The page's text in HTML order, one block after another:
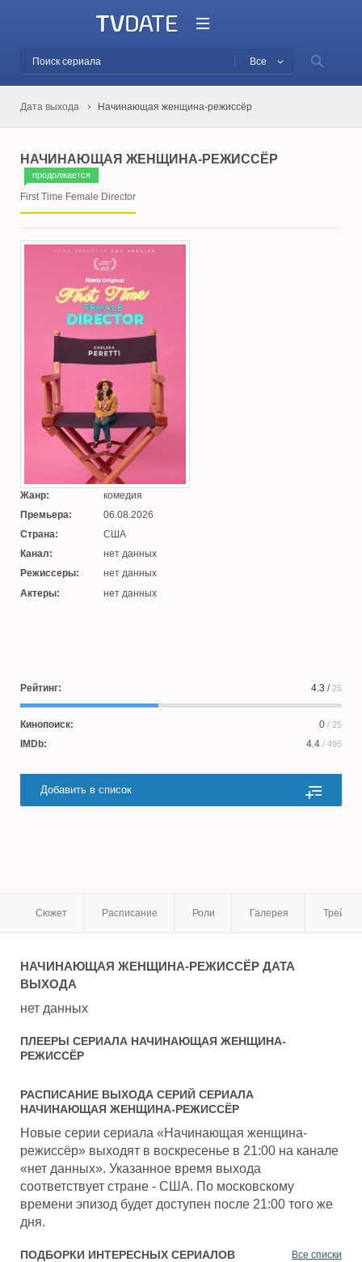
Все
Дата выхода Начинающая женщина-режиссёр
НАЧИНАЮЩАЯ ЖЕНЩИНА-РЕЖИССЁР
продолжается
First Time Female Director
Жанр:
комедия
Премьера:
06.08.2026
Страна:
США
Канал:
нет данных
Режиссеры:
нет данных
Актеры:
нет данных
Рейтинг: 4.3 / 25
Кинопоиск: 0 / 25
IMDb: 4.4 / 495
Добавить в список
Сюжет Расписание Роли Галерея
НАЧИНАЮЩАЯ ЖЕНЩИНА-РЕЖИССЁРДАТА
ВЫХОДА
нет данных
ПЛЕЕРЫ СЕРИАЛА НАЧИНАЮЩАЯ ЖЕНЩИНА-
РЕЖИССЁР
РАСПИСАНИЕ ВЫХОДА СЕРИЙ СЕРИАЛА
НАЧИНАЮЩАЯ ЖЕНЩИНА-РЕЖИССЁР
Новые серии сериала «Начинающая женщина-
режиссёр» выходят в воскресенье в 21:00 на канале
«нет данных». Указанное время выхода
соответствует стране - США. По московскому
времени эпизод будет доступен после 21:00 того же
дня.
ПОДБОРКИ ИНТЕРЕСНЫХ СЕРИАЛОВ Все списки